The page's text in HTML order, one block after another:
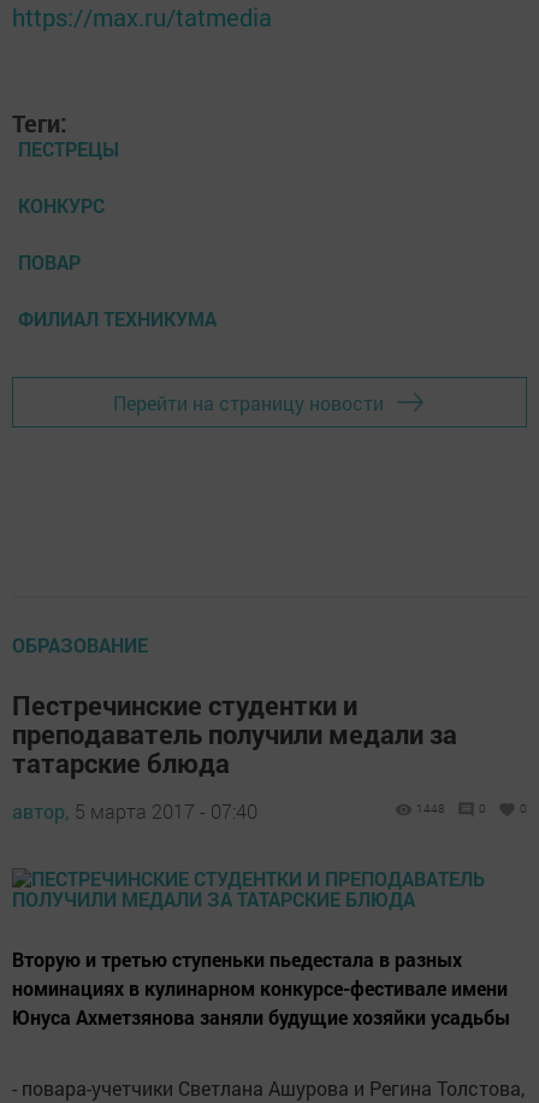
https://max.ru/tatmedia
Теги:
ПЕСТРЕЦЫ
КОНКУРС
ПОВАР
ФИЛИАЛ ТЕХНИКУМА
Перейти на страницу новости
ОБРАЗОВАНИЕ
Пестречинские студентки и
преподаватель получили медали за
татарские блюда
автор, 5 марта 2017 - 07:40 1448 0 0
Вторую и третью ступеньки пьедестала в разных
номинациях в кулинарном конкурсе-фестивале имени
Юнуса Ахметзянова заняли будущие хозяйки усадьбы
- повара-учетчики Светлана Ашурова и Регина Толстова,